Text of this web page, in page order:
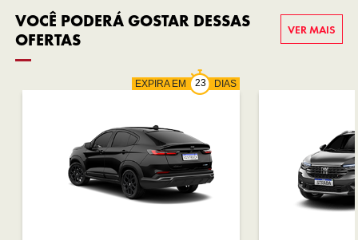
VOCÊ PODERÁ GOSTAR DESSAS
OFERTAS
VER MAIS
EXPIRA EM DIAS